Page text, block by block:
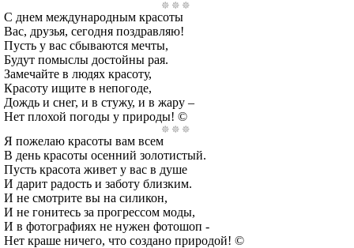
С днем международным красоты
Вас, друзья, сегодня поздравляю!
Пусть у вас сбываются мечты,
Будут помыслы достойны рая.
Замечайте в людях красоту,
Красоту ищите в непогоде,
Дождь и снег, и в стужу, и в жару –
Нет плохой погоды у природы! ©
Я пожелаю красоты вам всем
В день красоты осенний золотистый.
Пусть красота живет у вас в душе
И дарит радость и заботу близким.
И не смотрите вы на силикон,
И не гонитесь за прогрессом моды,
И в фотографиях не нужен фотошоп -
Нет краше ничего, что создано природой! ©